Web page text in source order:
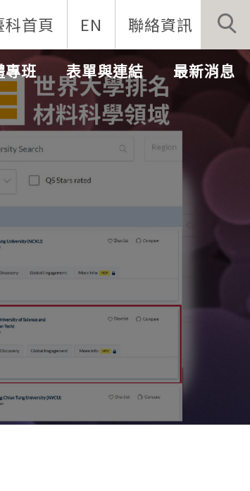
科首頁 EN 聯絡資訊
專班 表單與連結 最新消息